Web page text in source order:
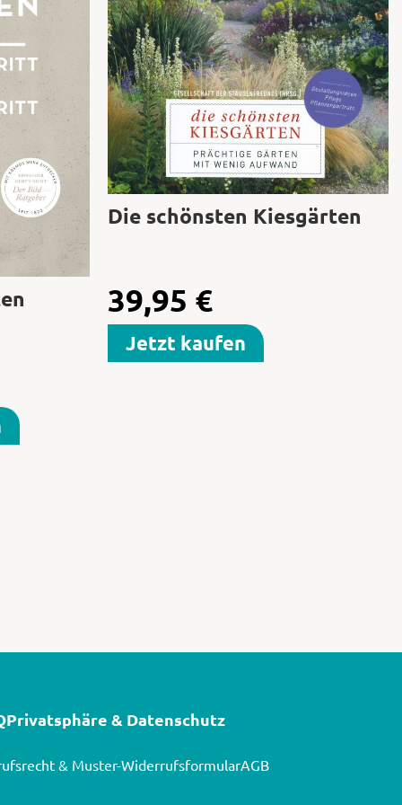
Die schönsten Kiesgärten
39,95 €
Jetzt kaufen
Privatsphäre & Datenschutz
& Muster-WiderrufsformularAGB